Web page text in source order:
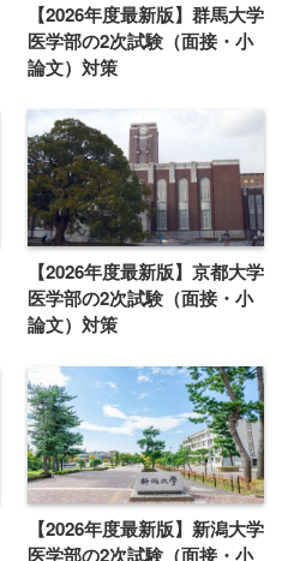
【2026年度最新版】群馬大学
医学部の2次試験（面接・小
論文）対策
【2026年度最新版】京都大学
医学部の2次試験（面接・小
論文）対策
【2026年度最新版】新潟大学
医学部の2次試験（面接・小